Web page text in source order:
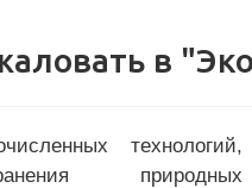
в
технологий,
природных